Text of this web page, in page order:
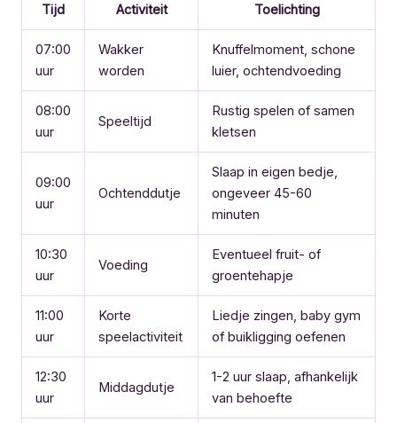
Tijd Activiteit Toelichting
07:00
uur
Wakker
worden
Knuffelmoment, schone
luier, ochtendvoeding
08:00
uur
Speeltijd
Rustig spelen of samen
kletsen
09:00
uur
Ochtenddutje
Slaap in eigen bedje,
ongeveer 45-60
minuten
10:30
uur
Voeding
Eventueel fruit- of
groentehapje
11:00
uur
Korte
speelactiviteit
Liedje zingen, baby gym
of buikligging oefenen
12:30
uur
Middagdutje
1-2 uur slaap, afhankelijk
van behoefte